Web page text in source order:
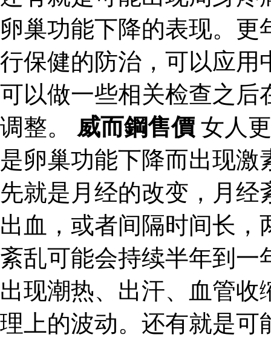
卵巢功能下降的表现。
行保健的防治，可以应用
可以做一些相关检查之后
调整。 威而鋼售價 女人
是卵巢功能下降而出现
先就是月经的改变，月
出血，或者间隔时间长
紊乱可能会持续半年到一
出现潮热、出汗、血管
理上的波动。还有就是可